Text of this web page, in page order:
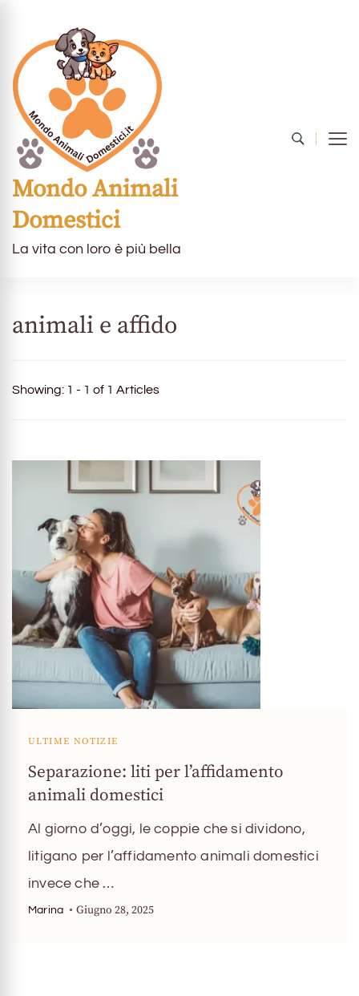
Mondo Animali
Domestici
La vita con loro è più bella
animali e affido
Showing: 1 - 1 of 1 Articles
ULTIME NOTIZIE
Separazione: liti per l’affidamento
animali domestici
Al giorno d’oggi, le coppie che si dividono,
litigano per l’affidamento animali domestici
invece che …
Marina Giugno 28, 2025